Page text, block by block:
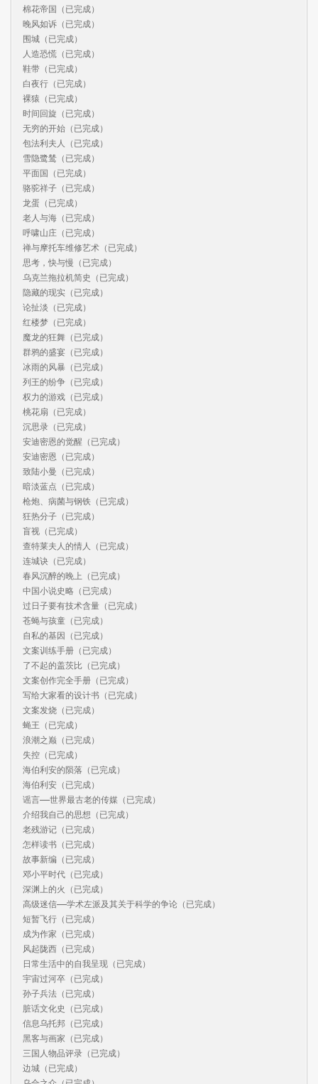
棉花帝国（已完成）
晚风如诉（已完成）
围城（已完成）
人造恐慌（已完成）
鞋带（已完成）
白夜行（已完成）
裸猿（已完成）
时间回旋（已完成）
无穷的开始（已完成）
包法利夫人（已完成）
雪隐鹭鸶（已完成）
平面国（已完成）
骆驼祥子（已完成）
龙蛋（已完成）
老人与海（已完成）
呼啸山庄（已完成）
禅与摩托车维修艺术（已完成）
思考，快与慢（已完成）
乌克兰拖拉机简史（已完成）
隐藏的现实（已完成）
论扯淡（已完成）
红楼梦（已完成）
魔龙的狂舞（已完成）
群鸦的盛宴（已完成）
冰雨的风暴（已完成）
列王的纷争（已完成）
权力的游戏（已完成）
桃花扇（已完成）
沉思录（已完成）
安迪密恩的觉醒（已完成）
安迪密恩（已完成）
致陆小曼（已完成）
暗淡蓝点（已完成）
枪炮、病菌与钢铁（已完成）
狂热分子（已完成）
盲视（已完成）
查特莱夫人的情人（已完成）
连城诀（已完成）
春风沉醉的晚上（已完成）
中国小说史略（已完成）
过日子要有技术含量（已完成）
苍蝇与孩童（已完成）
自私的基因（已完成）
文案训练手册（已完成）
了不起的盖茨比（已完成）
文案创作完全手册（已完成）
写给大家看的设计书（已完成）
文案发烧（已完成）
蝇王（已完成）
浪潮之巅（已完成）
失控（已完成）
海伯利安的陨落（已完成）
海伯利安（已完成）
谣言——世界最古老的传媒（已完成）
介绍我自己的思想（已完成）
老残游记（已完成）
怎样读书（已完成）
故事新编（已完成）
邓小平时代（已完成）
深渊上的火（已完成）
高级迷信——学术左派及其关于科学的争论（已完成）
短暂飞行（已完成）
成为作家（已完成）
风起陇西（已完成）
日常生活中的自我呈现（已完成）
宇宙过河卒（已完成）
孙子兵法（已完成）
脏话文化史（已完成）
信息乌托邦（已完成）
黑客与画家（已完成）
三国人物品评录（已完成）
边城（已完成）